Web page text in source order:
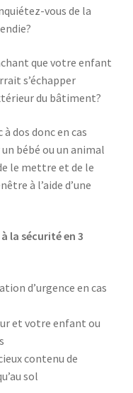
vous de la
que votre enfant
s’échapper
du bâtiment?
à dos donc en cas
bébé ou un animal
le mettre et de le
à l’aide d’une
la sécurité en 3
d’urgence en cas
et votre enfant ou
contenu de
sol